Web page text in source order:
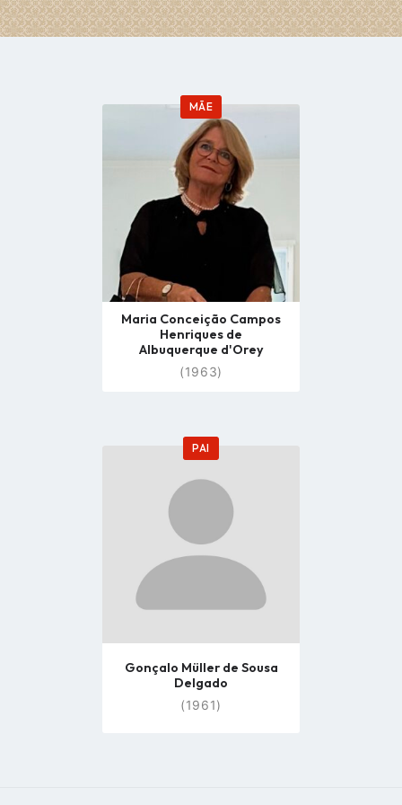
MÃE
Go
to
profile
page
Maria Conceição Campos
Henriques de
Albuquerque d'Orey
(1963)
PAI
Go
profile
page
Gonçalo Müller de Sousa
Delgado
(1961)